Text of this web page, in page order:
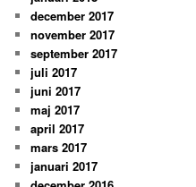
december 2017
november 2017
september 2017
juli 2017
juni 2017
maj 2017
april 2017
mars 2017
januari 2017